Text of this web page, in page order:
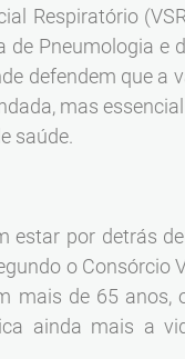
Respiratório
Pneumologia e
defendem que a
mas
saúde.
estar por detrás
o Consórcio
mais de 65 anos,
ainda mais a